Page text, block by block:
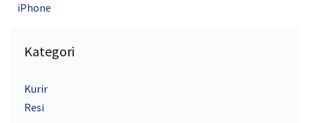
iPhone
Kategori
Kurir
Resi